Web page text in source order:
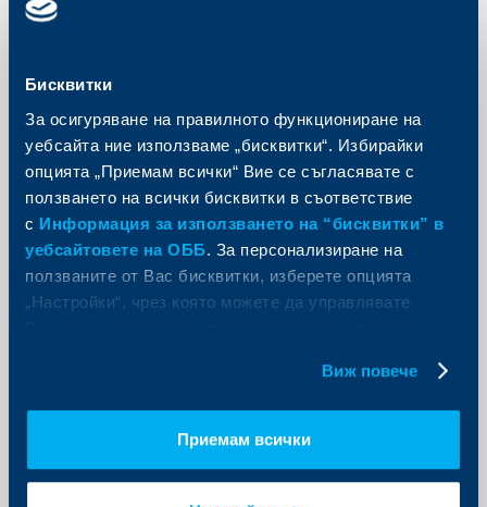
Бисквитки
За осигуряване на правилното функциониране на
уебсайта ние използваме „бисквитки“. Избирайки
опцията „Приемам всички“ Вие се съгласявате с
ползването на всички бисквитки в съответствие
с Информация за използването на “бисквитки” в
уебсайтовете на ОББ. За персонализиране на
ползваните от Вас бисквитки, изберете опцията
„Настройки“, чрез която можете да управлявате
Виж повече
Приемам всички
септември 2016 г.
08 септември 2016
08.09.2016 г.
Още
Райфайзенбанк с промоционална
кампания за студентски кредити –